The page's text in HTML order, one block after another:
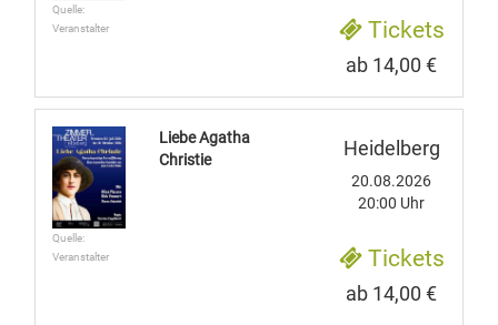
Quelle:
Veranstalter
Tickets
ab 14,00 €
Quelle:
Veranstalter
Liebe Agatha
Christie
Heidelberg
20.08.2026
20:00 Uhr
Tickets
ab 14,00 €